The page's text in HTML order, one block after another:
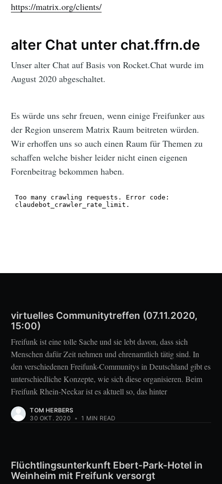
https://matrix.org/clients/
alter Chat unter chat.ffrn.de
Unser alter Chat auf Basis von Rocket.Chat wurde im
August 2020 abgeschaltet.
Es würde uns sehr freuen, wenn einige Freifunker aus
der Region unserem Matrix Raum beitreten würden.
Wir erhoffen uns so auch einen Raum für Themen zu
schaffen welche bisher leider nicht einen eigenen
Forenbeitrag bekommen haben.
virtuelles Communitytreffen (07.11.2020,
15:00)
Freifunk ist eine tolle Sache und sie lebt davon, dass sich
Menschen dafür Zeit nehmen und ehrenamtlich tätig sind. In
den verschiedenen Freifunk-Communitys in Deutschland gibt es
unterschiedliche Konzepte, wie sich diese organisieren. Beim
Freifunk Rhein-Neckar ist es aktuell so, das hinter
TOM HERBERS
30 OKT. 2020 • 1 MIN READ
Flüchtlingsunterkunft Ebert-Park-Hotel in
Weinheim mit Freifunk versorgt